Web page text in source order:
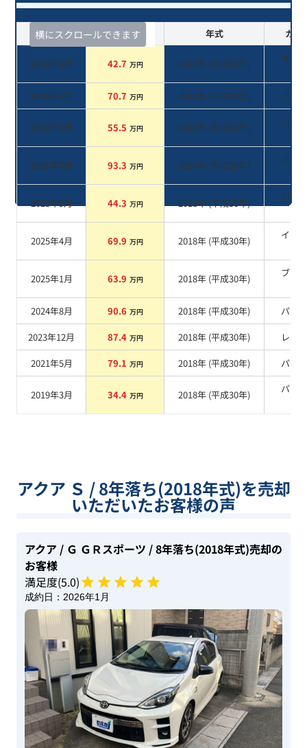
横にスクロールできます
査定時期 セルカ実績 年式 カラ
2026年6月 42.7 万円 2018年 (平成30年)
オレ
2026年4月
70.7 万円 2018年 (平成30年) ブルー
2026年2月 55.5 万円 2018年 (平成30年)
シル
2026年2月 93.3 万円 2018年 (平成30年)
ホワ
2025年9月 44.3 万円 2018年 (平成30年)
シル
2025年4月 69.9 万円 2018年 (平成30年)
イエ
2025年1月 63.9 万円 2018年 (平成30年)
ブラ
2024年8月
90.6 万円 2018年 (平成30年)
パール
2023年12月
87.4 万円 2018年 (平成30年)
レッド
2021年5月
79.1 万円 2018年 (平成30年) パール
2019年3月 34.4 万円 2018年 (平成30年)
パー
アクア Ｓ / 8年落ち(2018年式)を売却
いただいたお客様の声
アクア / Ｇ ＧＲスポーツ / 8年落ち(2018年式)売却の
お客様
満足度(5.0)
成約日： 2026年1月